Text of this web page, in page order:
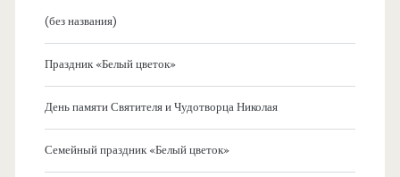
(без названия)
Праздник «Белый цветок»
День памяти Святителя и Чудотворца Николая
Семейный праздник «Белый цветок»